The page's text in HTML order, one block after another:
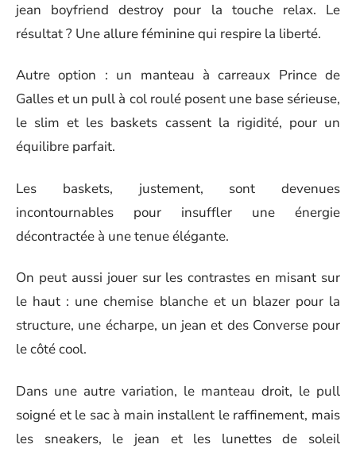
jean boyfriend destroy pour la touche relax. Le
résultat ? Une allure féminine qui respire la liberté.
Autre option : un manteau à carreaux Prince de
Galles et un pull à col roulé posent une base sérieuse,
le slim et les baskets cassent la rigidité, pour un
équilibre parfait.
Les baskets, justement, sont devenues
incontournables pour insuffler une énergie
décontractée à une tenue élégante.
On peut aussi jouer sur les contrastes en misant sur
le haut : une chemise blanche et un blazer pour la
structure, une écharpe, un jean et des Converse pour
le côté cool.
Dans une autre variation, le manteau droit, le pull
soigné et le sac à main installent le raffinement, mais
les sneakers, le jean et les lunettes de soleil